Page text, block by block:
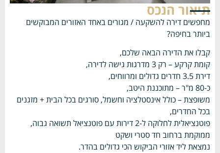
תיאור הנכס
מחפשים דירה להשקעה / מגורים באחד האזורים המבוקשים
ביותר בחיפה?
קבלו את הדירה הבאה שלכם,
קומת קרקע – רק 3 מדרגות גישה לדירה,
דירת 3.5 חדרים גדולים ומרווחים,
כ-80 מ"ר – מתוכננת היטב,
משופצת – כולל אינסטלציה וחשמל, סורגים בכל הבית + מזגנים
בכל החדרים,
פוטנציאלית לחלוקה ל-2 דירות עם פוטנציאל תשואה גבוה,
ממוקמת ברחוב חד סטרי ושקט
נמצאת ליד אזורי הביקוש הכי גדולים בהדר.